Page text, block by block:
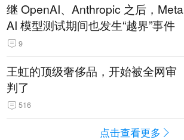
继 OpenAI、Anthropic 之后，Meta
AI 模型测试期间也发生“越界”事件
9
王虹的顶级奢侈品，开始被全网审
判了
516
点击查看更多